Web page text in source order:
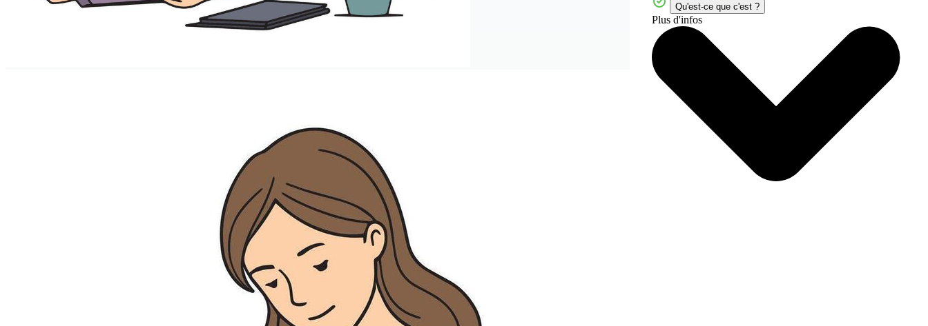
Qu'est-ce que c'est ?
Plus d'infos